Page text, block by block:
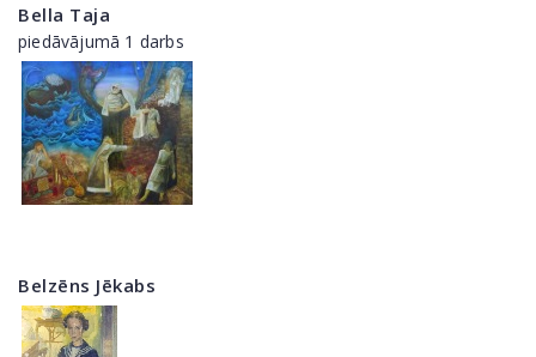
Bella Taja
piedāvājumā 1 darbs
Belzēns Jēkabs